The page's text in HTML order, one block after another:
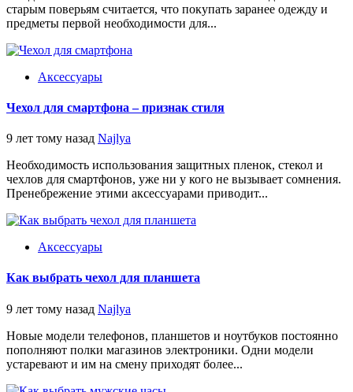
старым поверьям считается, что покупать заранее одежду и
предметы первой необходимости для...
Аксессуары
Чехол для смартфона – признак стиля
9 лет тому назад Najlya
Необходимость использования защитных пленок, стекол и
чехлов для смартфонов, уже ни у кого не вызывает сомнения.
Пренебрежение этими аксессуарами приводит...
Аксессуары
Как выбрать чехол для планшета
9 лет тому назад Najlya
Новые модели телефонов, планшетов и ноутбуков постоянно
пополняют полки магазинов электроники. Одни модели
устаревают и им на смену приходят более...